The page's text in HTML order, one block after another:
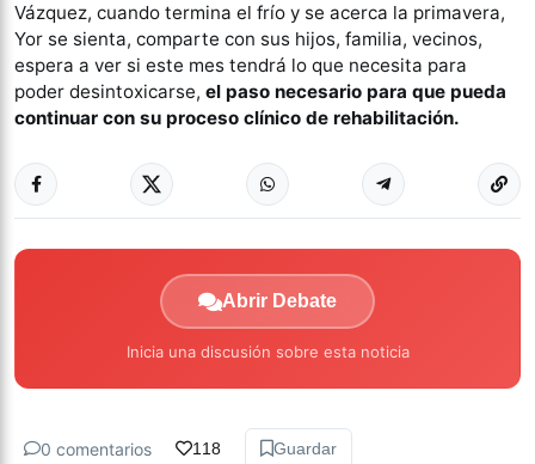
Vázquez, cuando termina el frío y se acerca la primavera,
Yor se sienta, comparte con sus hijos, familia, vecinos,
espera a ver si este mes tendrá lo que necesita para
poder desintoxicarse, el paso necesario para que pueda
continuar con su proceso clínico de rehabilitación.
Abrir Debate
Inicia una discusión sobre esta noticia
0 comentarios 118 Guardar